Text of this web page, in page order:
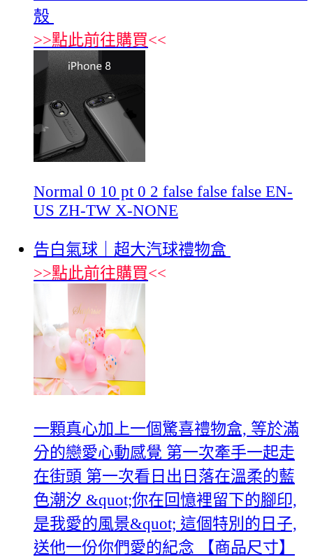
殼
>>點此前往購買<<
Normal 0 10 pt 0 2 false false false EN-
US ZH-TW X-NONE
告白氣球｜超大汽球禮物盒
>>點此前往購買<<
一顆真心加上一個驚喜禮物盒, 等於滿
分的戀愛心動感覺 第一次牽手一起走
在街頭 第一次看日出日落在溫柔的藍
色潮汐 &quot;你在回憶裡留下的腳印,
是我愛的風景&quot; 這個特別的日子,
送他一份你們愛的紀念 【商品尺寸】